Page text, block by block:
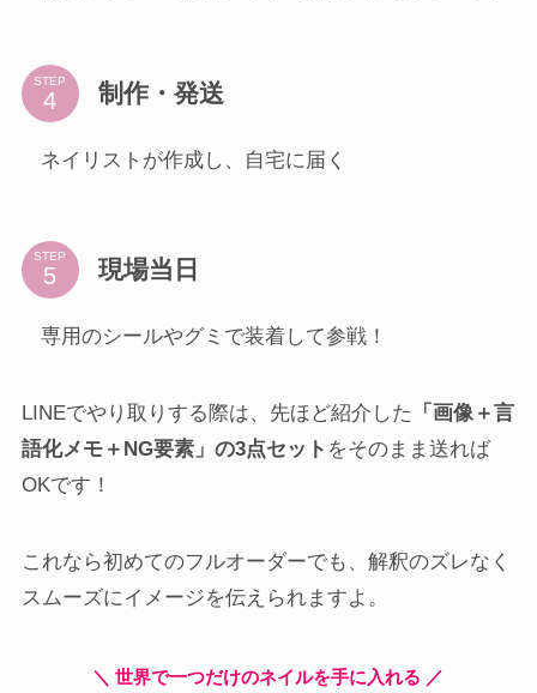
STEP 制作・発送
ネイリストが作成し、自宅に届く
STEP 現場当日
専用のシールやグミで装着して参戦！
LINEでやり取りする際は、先ほど紹介した
「画像＋言
語化メモ＋NG要素」の3点セット をそのまま送れば
OKです！
これなら初めてのフルオーダーでも、解釈のズレなく
スムーズにイメージを伝えられますよ。
＼ 世界で一つだけのネイルを手に入れる ／